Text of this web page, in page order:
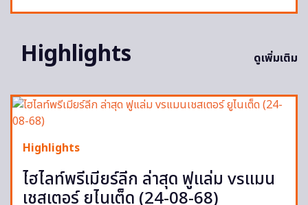
Highlights ดูเพิ่มเติม
Highlights
ไฮไลท์พรีเมียร์ลีก ล่าสุด ฟูแล่ม vsแมน
เชสเตอร์ ยูไนเต็ด (24-08-68)